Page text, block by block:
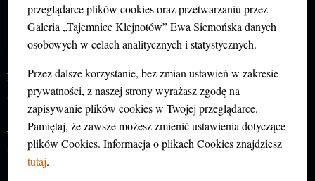
30 listopada 2019
Czy wysoka twardość minerału czyni go
niezniszczalnym? Wielu z was uważa, że skoro
większość minerałów stosowanych w jubilerstwie ma
stosunkowo wysoką twardość to… Czytaj dalej »
przeglądarce plików cookies oraz przetwarzaniu przez
Galeria „Tajemnice Klejnotów” Ewa Siemońska danych
osobowych w celach analitycznych i statystycznych.
Przez dalsze korzystanie, bez zmian ustawień w zakresie
prywatności, z naszej strony wyrażasz zgodę na
zapisywanie plików cookies w Twojej przeglądarce.
Pamiętaj, że zawsze możesz zmienić ustawienia dotyczące
plików Cookies. Informacja o plikach Cookies znajdziesz
tutaj.